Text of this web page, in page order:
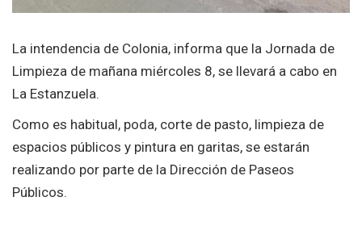
La intendencia de Colonia, informa que la Jornada de
Limpieza de mañana miércoles 8, se llevará a cabo en
La Estanzuela.
Como es habitual, poda, corte de pasto, limpieza de
espacios públicos y pintura en garitas, se estarán
realizando por parte de la Dirección de Paseos
Públicos.